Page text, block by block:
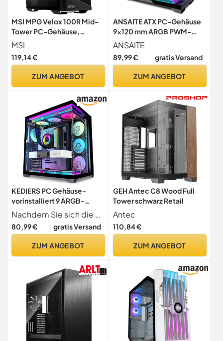
MSI MPG Velox 100R Mid-
Tower PC-Gehäuse,
geeignet für E-ATX
Mainboards, Front aus
gehärtetem Glas, 4X
Mystic Light, unterstützt 2X
MSI
119,14 €
ZUM ANGEBOT
ANSAITE ATX PC-Gehäuse
9×120 mm ARGB PWM-
Lüfter vorinstalliert ，Mid-
Tower Gaming PC-
Gehäuse, Panorama-
Computer-Gehäuse mit
Unterstützung，H-D9
(Schwarz)
ANSAITE
89,99 € gratis Versand
ZUM ANGEBOT
KEDIERS PC Gehäuse-
vorinstalliert 9 ARGB-
Lüfter, ATX Mid Tower
Gaming Gehäuse, mit
doppeltem gehärtetem
Computergehäuse
Nachdem Sie sich die Beschreibung des KEDIERS-Produkts angesehen haben, werden Sie es sicherlich kaufen, da es das kostengünstigste aller PC-Seaview-Gehäuse ist. Um den Bedürfnissen von mehr Kunden gerecht zu werden, haben wir mehr Kosten in die Vorinstallation von 9 PWM ARGB-Lüftern Infinity Mirror investiert.
80,99 € gratis Versand
ZUM ANGEBOT
GEH Antec C8 Wood Full
Tower schwarz Retail
Antec
110,84 €
ZUM ANGEBOT